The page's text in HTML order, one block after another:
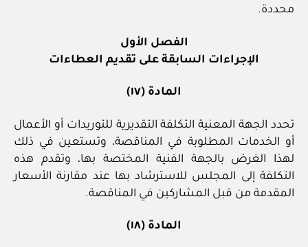
محددة.
الفصل الأول
الإجراءات السابقة على تقديم العطاءات
المادة (١٧)
تحدد الجهة المعنية التكلفة التقديرية للتوريدات أو الأعمال
أو الخدمات المطلوبة في المناقصة، وتستعين في ذلك
لهذا الغرض بالجهة الفنية المختصة بها، وتقدم هذه
التكلفة إلى المجلس للاسترشاد بها عند مقارنة الأسعار
المقدمة من قبل المشاركين في المناقصة.
المادة (١٨)